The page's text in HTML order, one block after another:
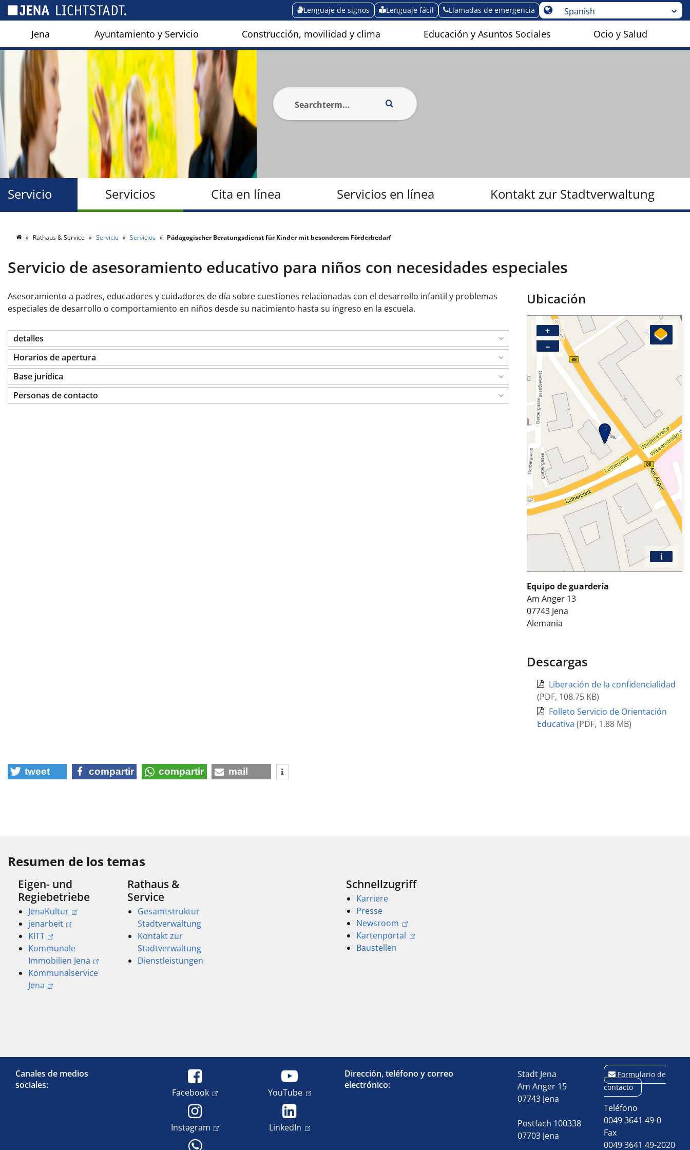
Lenguaje de signos Lenguaje fácil Llamadas de emergencia
Jena Ayuntamiento y Servicio Construcción, movilidad y clima Educación y Asuntos Sociales Ocio y Salud
Servicios Cita en línea Servicios en línea Kontakt zur Stadtverwaltung
Servicio
Rathaus & Service Servicio Servicios Pädagogischer Beratungsdienst für Kinder mit besonderem Förderbedarf
Servicio de asesoramiento educativo para niños con necesidades especiales
Asesoramiento a padres, educadores y cuidadores de día sobre cuestiones relacionadas con el desarrollo infantil y problemas
especiales de desarrollo o comportamiento en niños desde su nacimiento hasta su ingreso en la escuela.
detalles
Horarios de apertura
Base jurídica
Personas de contacto
Ubicación
+
–
i
Equipo de guardería
Am Anger 13
07743 Jena
Alemania
Descargas
Liberación de la confidencialidad
(PDF, 108.75 KB)
Folleto Servicio de Orientación
Educativa (PDF, 1.88 MB)
tweet compartir compartir mail
Resumen de los temas
Eigen- und
Regiebetriebe
JenaKultur
jenarbeit
KITT
Kommunale
Immobilien Jena
Kommunalservice
Jena
Rathaus &
Service
Gesamtstruktur
Stadtverwaltung
Kontakt zur
Stadtverwaltung
Dienstleistungen
Schnellzugriff
Karriere
Presse
Newsroom
Kartenportal
Baustellen
Canales de medios
sociales:
Facebook YouTube
Instagram LinkedIn
Dirección, teléfono y correo
electrónico:
Stadt Jena
Am Anger 15
07743 Jena
Postfach 100338
07703 Jena
Formulario de
contacto
Teléfono
0049 3641 49-0
Fax
0049 3641 49-2020
Panel de gestión de cookies